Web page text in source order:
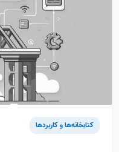
کتابخانه‌ها و کاربردها